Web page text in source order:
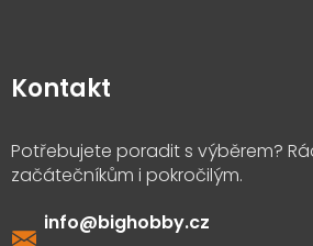
Kontakt
info@bighobby.cz